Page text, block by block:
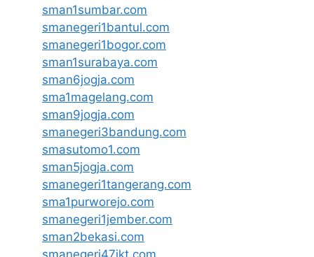
sman1sumbar.com
smanegeri1bantul.com
smanegeri1bogor.com
sman1surabaya.com
sman6jogja.com
sma1magelang.com
sman9jogja.com
smanegeri3bandung.com
smasutomo1.com
sman5jogja.com
smanegeri1tangerang.com
sma1purworejo.com
smanegeri1jember.com
sman2bekasi.com
smanegeri47jkt.com